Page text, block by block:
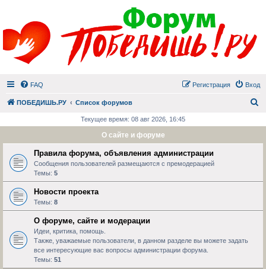
FAQ Вход
Регистрация
ПОБЕДИШЬ.РУ Список форумов
Текущее время: 08 авг 2026, 16:45
О сайте и форуме
Правила форума, объявления администрации
Сообщения пользователей размещаются с премодерацией
Темы: 5
Новости проекта
Темы: 8
О форуме, сайте и модерации
Идеи, критика, помощь.
Также, уважаемые пользователи, в данном разделе вы можете задать
все интересующие вас вопросы администрации форума.
Темы: 51